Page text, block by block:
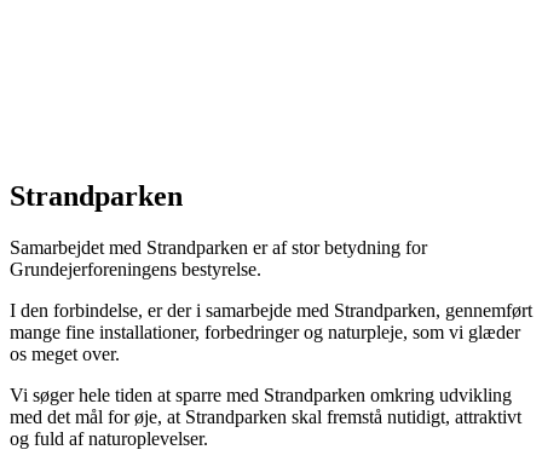
Strandparken
Samarbejdet med Strandparken er af stor betydning for
Grundejerforeningens bestyrelse.
I den forbindelse, er der i samarbejde med Strandparken, gennemført
mange fine installationer, forbedringer og naturpleje, som vi glæder
os meget over.
Vi søger hele tiden at sparre med Strandparken omkring udvikling
med det mål for øje, at Strandparken skal fremstå nutidigt, attraktivt
og fuld af naturoplevelser.